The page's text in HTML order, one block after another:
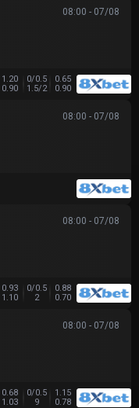
08:00 - 07/08
1.20 0/0.5
0.65
0.90
1.5/2 0.90
08:00 - 07/08
08:00 - 07/08
0.93 0/0.5
0.88
1.10
2 0.70
08:00 - 07/08
0.68 0/0.5
1.15
1.03
9 0.78